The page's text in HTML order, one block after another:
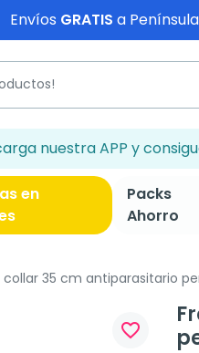
Envíos GRATIS a
nuestra APP y
en
Packs
Ahorro
35 cm antiparasitario
favorite_border